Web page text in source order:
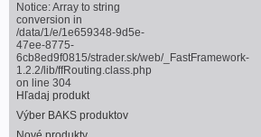
Notice: Array to string
conversion in
/data/1/e/1e659348-9d5e-
47ee-8775-
6cb8ed9f0815/strader.sk/web/_FastFramework-
1.2.2/lib/ffRouting.class.php
on line 304
Hľadaj produkt
Výber BAKS produktov